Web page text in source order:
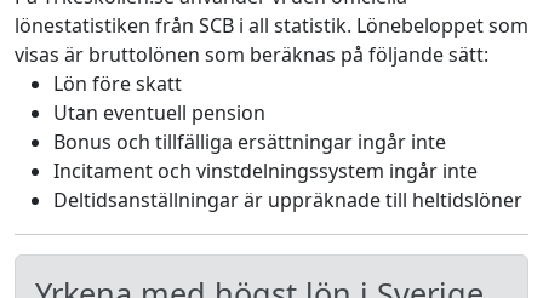
lönestatistiken från SCB i all statistik. Lönebeloppet som
visas är bruttolönen som beräknas på följande sätt:
Lön före skatt
Utan eventuell pension
Bonus och tillfälliga ersättningar ingår inte
Incitament och vinstdelningssystem ingår inte
Deltidsanställningar är uppräknade till heltidslöner